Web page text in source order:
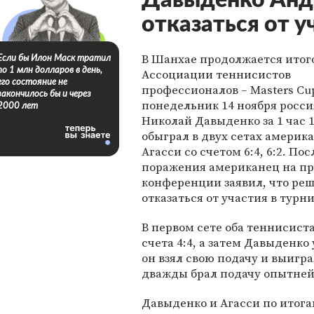
отказаться от
В Шанхае продолжается
Ассоциации теннисистов
профессионалов – Masters
понедельник 14 ноября
Николай Давыденко за 1 час
обыграл в двух сетах
Агасси со счетом 6:4, 6:2.
поражения американец на
конференции заявил, что
отказаться от участия в
В первом сете оба
счета 4:4, а затем
он взял свою подачу и
дважды брал подачу
Давыденко и Агасси по
бы Илон Маск тратил
1 млн долларов в день,
состояние не
бы и через
лет